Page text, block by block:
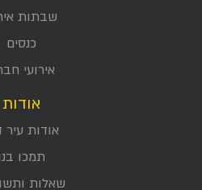
שבתות
כנסים
אירועי
אודות
אודות עיר
תמכו
שאלות